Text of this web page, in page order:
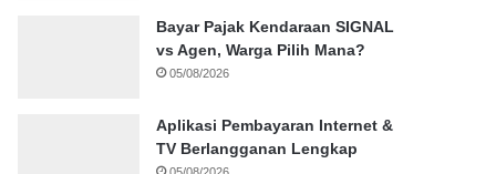
Bayar Pajak Kendaraan SIGNAL
vs Agen, Warga Pilih Mana?
05/08/2026
Aplikasi Pembayaran Internet &
TV Berlangganan Lengkap